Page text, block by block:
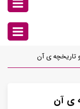
تاریخچه ی آن
ی آن